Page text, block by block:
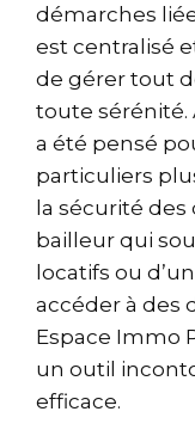
démarches
est centralisé
de gérer tout
toute sérénité.
a été pensé
particuliers
la sécurité des
bailleur qui
locatifs ou
accéder à des
Espace Immo
un outil
efficace.